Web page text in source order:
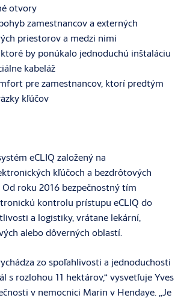
otvory
zamestnancov a externých
priestorov a medzi nimi
by ponúkalo jednoduchú inštaláciu
kabeláž
pre zamestnancov, ktorí predtým
kľúčov
eCLIQ založený na
kľúčoch a bezdrôtových
roku 2016 bezpečnostný tím
kontrolu prístupu eCLIQ do
a logistiky, vrátane lekární,
alebo dôverných oblastí.
zo spoľahlivosti a jednoduchosti
s rozlohou 11 hektárov,“ vysvetľuje Yves
v nemocnici Marin v Hendaye. „Je